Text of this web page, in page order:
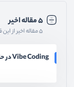
۵ مقاله اخیر
۵ مقاله اخیر از این قسمت برای شما در دسترس است
Vibe Coding در حال نابود کردن پروژه‌های متن‌باز است